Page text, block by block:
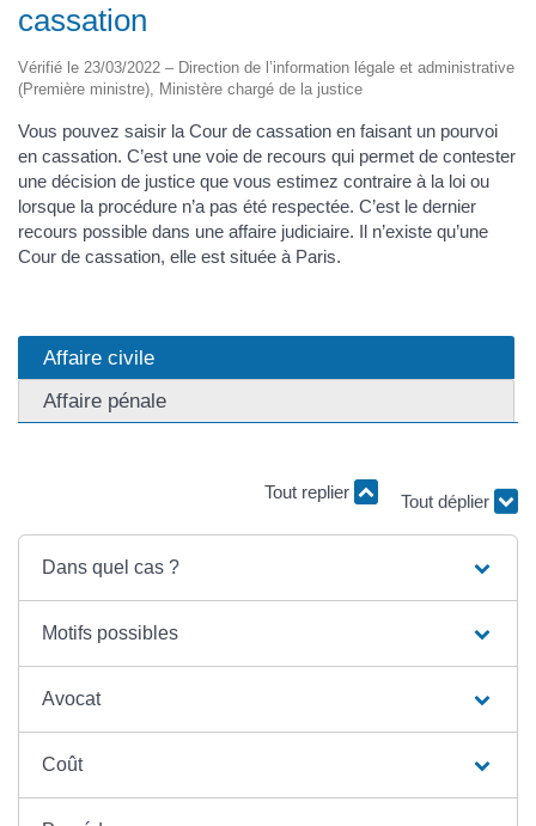
cassation
Vérifié le 23/03/2022 – Direction de l’information légale et administrative
(Première ministre), Ministère chargé de la justice
Vous pouvez saisir la Cour de cassation en faisant un pourvoi
en cassation. C’est une voie de recours qui permet de contester
une décision de justice que vous estimez contraire à la loi ou
lorsque la procédure n’a pas été respectée. C’est le dernier
recours possible dans une affaire judiciaire. Il n’existe qu’une
Cour de cassation, elle est située à Paris.
Affaire civile
Affaire pénale
Tout replier
Tout déplier
Dans quel cas ?
Motifs possibles
Avocat
Coût